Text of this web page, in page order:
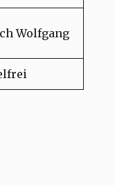
Wolfgang